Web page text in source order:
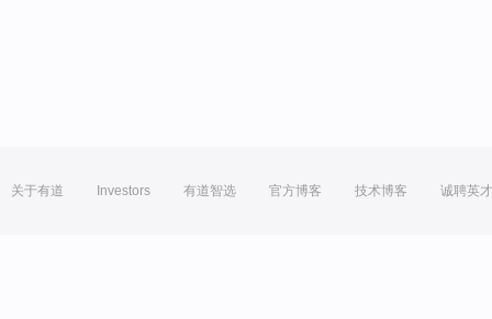
关于有道 Investors 有道智选 官方博客 技术博客 诚聘英才